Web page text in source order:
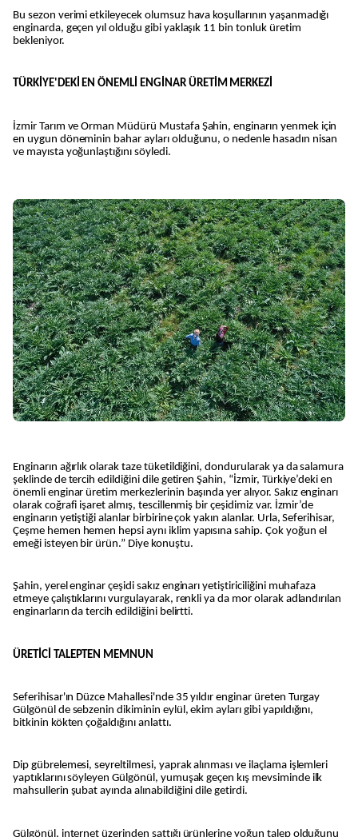
Bu sezon verimi etkileyecek olumsuz hava koşullarının yaşanmadığı
enginarda, geçen yıl olduğu gibi yaklaşık 11 bin tonluk üretim
bekleniyor.
TÜRKİYE'DEKİ EN ÖNEMLİ ENGİNAR ÜRETİM MERKEZİ
İzmir Tarım ve Orman Müdürü Mustafa Şahin, enginarın yenmek için
en uygun döneminin bahar ayları olduğunu, o nedenle hasadın nisan
ve mayısta yoğunlaştığını söyledi.
Enginarın ağırlık olarak taze tüketildiğini, dondurularak ya da salamura
şeklinde de tercih edildiğini dile getiren Şahin, “İzmir, Türkiye’deki en
önemli enginar üretim merkezlerinin başında yer alıyor. Sakız enginarı
olarak coğrafi işaret almış, tescillenmiş bir çeşidimiz var. İzmir’de
enginarın yetiştiği alanlar birbirine çok yakın alanlar. Urla, Seferihisar,
Çeşme hemen hemen hepsi aynı iklim yapısına sahip. Çok yoğun el
emeği isteyen bir ürün.” Diye konuştu.
Şahin, yerel enginar çeşidi sakız enginarı yetiştiriciliğini muhafaza
etmeye çalıştıklarını vurgulayarak, renkli ya da mor olarak adlandırılan
enginarların da tercih edildiğini belirtti.
ÜRETİCİ TALEPTEN MEMNUN
Seferihisar'ın Düzce Mahallesi'nde 35 yıldır enginar üreten Turgay
Gülgönül de sebzenin dikiminin eylül, ekim ayları gibi yapıldığını,
bitkinin kökten çoğaldığını anlattı.
Dip gübrelemesi, seyreltilmesi, yaprak alınması ve ilaçlama işlemleri
yaptıklarını söyleyen Gülgönül, yumuşak geçen kış mevsiminde ilk
mahsullerin şubat ayında alınabildiğini dile getirdi.
Gülgönül, internet üzerinden sattığı ürünlerine yoğun talep olduğunu